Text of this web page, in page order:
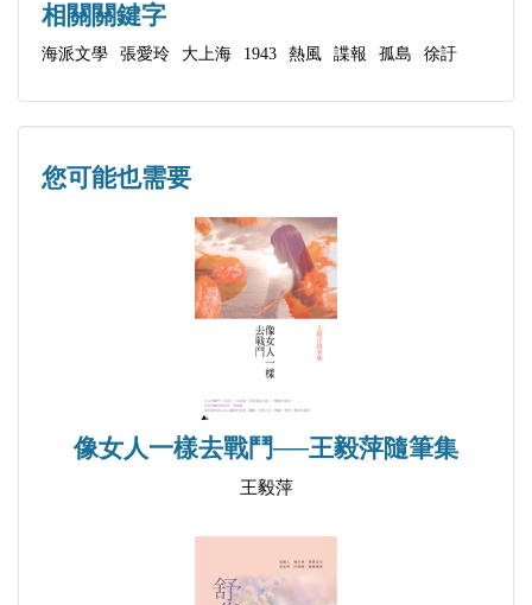
的信上，即頗為詳細地介紹《風蕭蕭》，作為重點出
版物。徐訏有一段時期寄住在懷正文化社的宿舍，與
社內職員及其他作家過從甚密，直至一九四八年間，
懷正文化社結束業務，其他出版社也無法生存，徐訏
這階段整理和再版個人著作的工作，無法避免遭遇現
然而更內在的打擊是一九四八至四九年間，主流
左翼文論對被視為「自由主義作家」或「小資產階級
作家」的批判，一九四八年三月，郭沫若在香港出版
的《大眾文藝叢刊》第一輯發表〈斥反動文藝〉，把
他心目中的「反動作家」分為「紅黃藍白黑」五種逐
要求，包括「思想改造」。雖然徐訏不像沈從文般受
相關關鍵字
海派文學 張愛玲 大上海 1943 熱風 諜報 孤島 徐訏
您可能也需要
像女人一樣去戰鬥──王毅萍隨筆集
王毅萍